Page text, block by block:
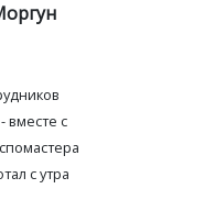
вместе с
с утра